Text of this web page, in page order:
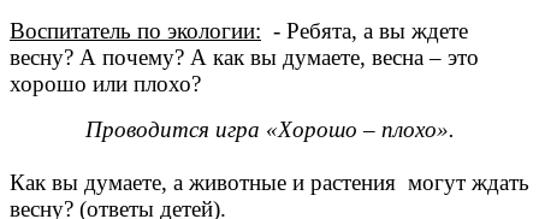
Воспитатель по экологии: - Ребята, а вы ждете
весну? А почему? А как вы думаете, весна – это
хорошо или плохо?
Проводится игра «Хорошо – плохо».
Как вы думаете, а животные и растения могут ждать
весну? (ответы детей).